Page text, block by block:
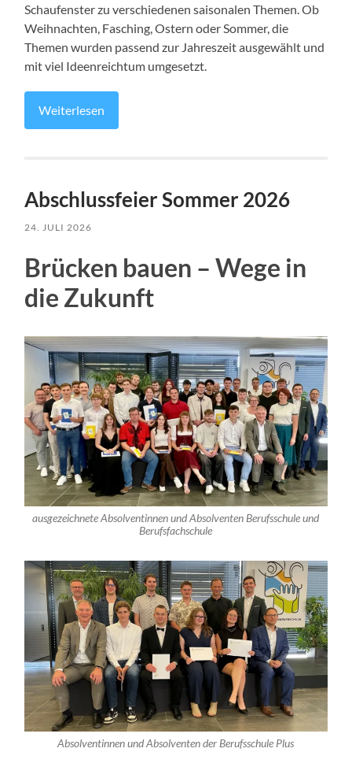
Schaufenster zu verschiedenen saisonalen Themen. Ob
Weihnachten, Fasching, Ostern oder Sommer, die
Themen wurden passend zur Jahreszeit ausgewählt und
mit viel Ideenreichtum umgesetzt.
Weiterlesen
Abschlussfeier Sommer 2026
24. JULI 2026
Brücken bauen – Wege in
die Zukunft
ausgezeichnete Absolventinnen und Absolventen Berufsschule und
Berufsfachschule
Absolventinnen und Absolventen der Berufsschule Plus